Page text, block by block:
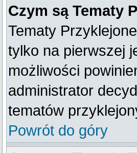
Czym są Tematy
Tematy
tylko na pierwszej
możliwości
administrator
tematów
Powrót do góry